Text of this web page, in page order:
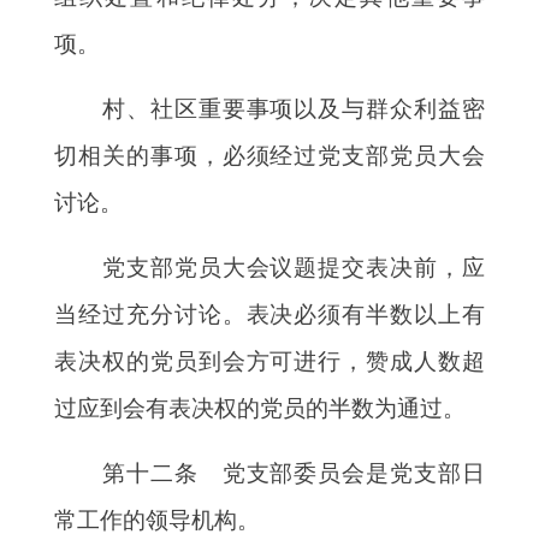
项。
村、社区重要事项以及与群众利益密
切相关的事项，必须经过党支部党员大会
讨论。
党支部党员大会议题提交表决前，应
当经过充分讨论。表决必须有半数以上有
表决权的党员到会方可进行，赞成人数超
过应到会有表决权的党员的半数为通过。
第十二条 党支部委员会是党支部日
常工作的领导机构。